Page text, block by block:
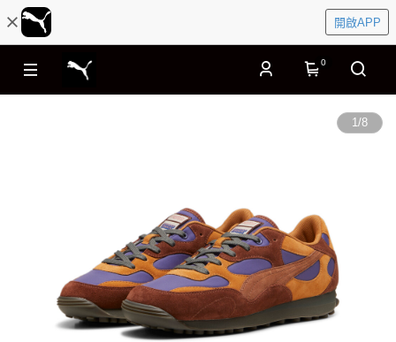
開啟APP
0
1/8